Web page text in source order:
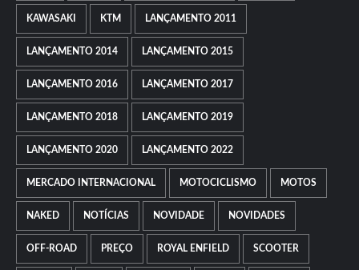
KAWASAKI KTM LANÇAMENTO 2011
LANÇAMENTO 2014 LANÇAMENTO 2015
LANÇAMENTO 2016 LANÇAMENTO 2017
LANÇAMENTO 2018 LANÇAMENTO 2019
LANÇAMENTO 2020 LANÇAMENTO 2022
MERCADO INTERNACIONAL MOTOCICLISMO MOTOS
NAKED NOTÍCIAS NOVIDADE NOVIDADES
OFF-ROAD PREÇO ROYAL ENFIELD SCOOTER